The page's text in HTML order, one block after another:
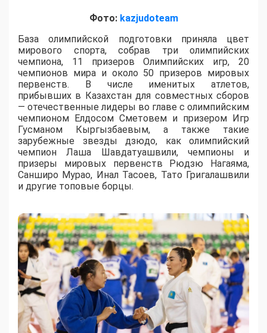
Фото: kazjudoteam
База олимпийской подготовки приняла цвет
мирового спорта, собрав три олимпийских
чемпиона, 11 призеров Олимпийских игр, 20
чемпионов мира и около 50 призеров мировых
первенств. В числе именитых атлетов,
прибывших в Казахстан для совместных сборов
— отечественные лидеры во главе с олимпийским
чемпионом Елдосом Сметовем и призером Игр
Гусманом Кыргызбаевым, а также такие
зарубежные звезды дзюдо, как олимпийский
чемпион Лаша Шавдатуашвили, чемпионы и
призеры мировых первенств Рюдзю Нагаяма,
Санширо Мурао, Инал Тасоев, Тато Григалашвили
и другие топовые борцы.